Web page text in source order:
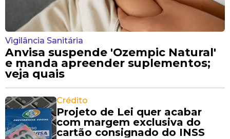
Vigilância Sanitária
Anvisa suspende 'Ozempic Natural'
e manda apreender suplementos;
veja quais
Crédito
Projeto de Lei quer acabar
com margem exclusiva do
cartão consignado do INSS